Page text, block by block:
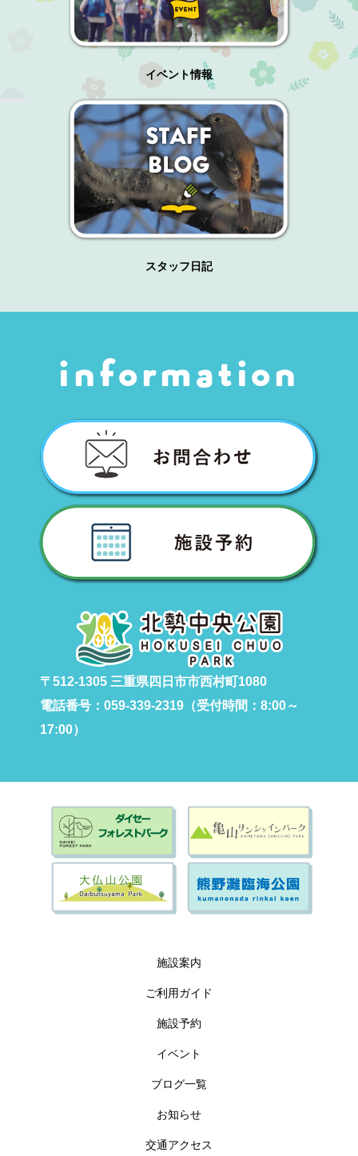
イベント情報
スタッフ日記
〒512-1305 三重県四日市市西村町1080
電話番号：059-339-2319（受付時間：8:00～
17:00）
施設案内
ご利用ガイド
施設予約
イベント
ブログ一覧
お知らせ
交通アクセス